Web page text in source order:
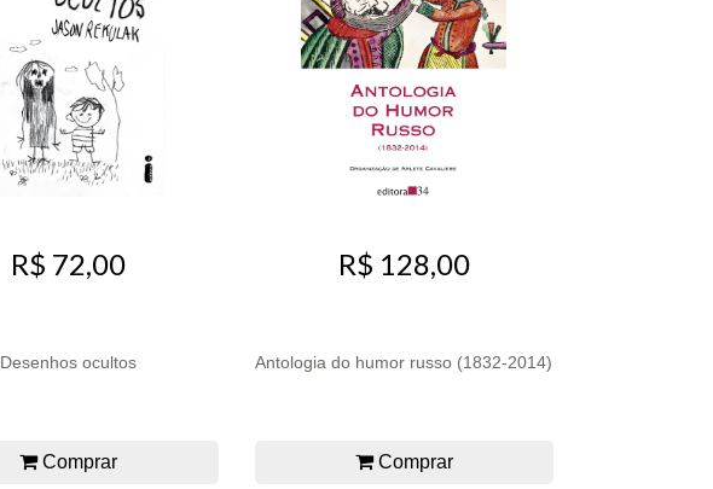
R$ 72,00
Desenhos ocultos
Comprar
R$ 128,00
Antologia do humor russo (1832-2014)
Comprar